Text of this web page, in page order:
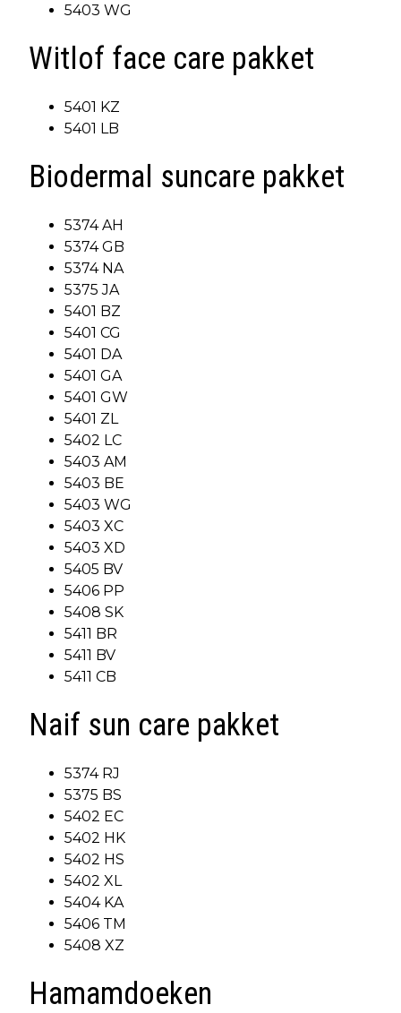
5403 WG
Witlof face care pakket
5401 KZ
5401 LB
Biodermal suncare pakket
5374 AH
5374 GB
5374 NA
5375 JA
5401 BZ
5401 CG
5401 DA
5401 GA
5401 GW
5401 ZL
5402 LC
5403 AM
5403 BE
5403 WG
5403 XC
5403 XD
5405 BV
5406 PP
5408 SK
5411 BR
5411 BV
5411 CB
Naif sun care pakket
5374 RJ
5375 BS
5402 EC
5402 HK
5402 HS
5402 XL
5404 KA
5406 TM
5408 XZ
Hamamdoeken